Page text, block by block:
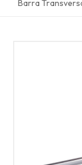
Barra